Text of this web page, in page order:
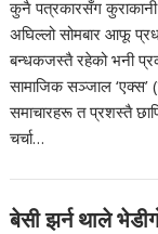
कुनै पत्रकारसँग कुराकानी
अघिल्लो सोमबार आफू
बन्धकजस्तै रहेको भनी
सामाजिक सञ्जाल ‘एक्स’
समाचारहरू त प्रशस्तै
चर्चा…
बेसी झर्न थाले